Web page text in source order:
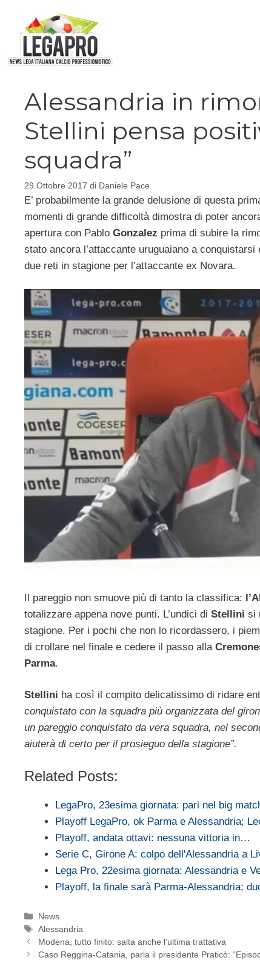
contenuto
Alessandria in
Stellini pensa
squadra”
29 Ottobre 2017 di Daniele Pace
E’ probabilmente la grande delusione di questa
momenti di grande difficoltà dimostra di poter
apertura con Pablo Gonzalez prima di subire la
stato ancora l’attaccante uruguaiano a
due reti in stagione per l’attaccante ex Novara.
Il pareggio non smuove più di tanto la classifica:
totalizzare appena nove punti. L’undici di Stellini si
stagione. Per i pochi che non lo ricordassero, i
di crollare nel finale e cedere il passo alla
Parma.
Stellini ha così il compito delicatissimo di ridare
conquistato con la squadra più organizzata del
un pareggio conquistato da vera squadra, nel
aiuterà di certo per il prosieguo della stagione”.
Related Posts:
LegaPro, 23esima giornata: pari nel big
Playoff LegaPro, ok Parma e Alessandria;
Playoff, andata ottavi: nessuna vittoria in…
Serie C, Girone A: colpo dell'Alessandria a
Lega Pro, 22esima giornata: Alessandria e
Playoff, la finale sarà Parma-Alessandria;
Categorie
News
Tag
Alessandria
Modena, tutto finito: salta anche l’ultima trattativa
Caso Reggina-Catania, parla il presidente Praticò: